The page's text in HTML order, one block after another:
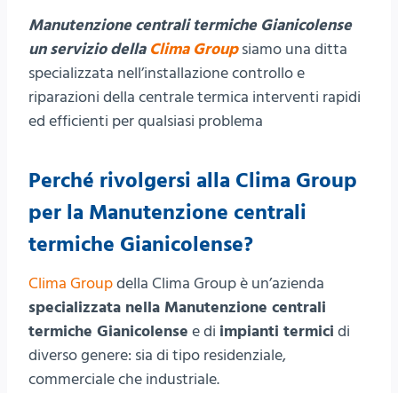
Manutenzione centrali termiche Gianicolense
un servizio della Clima Groupsiamo una ditta
specializzata nell’installazione controllo e
riparazioni della centrale termica interventi rapidi
ed efficienti per qualsiasi problema
Perché rivolgersi alla Clima Group
per la Manutenzione centrali
termiche Gianicolense?
Clima Groupdella Clima Group è un’azienda
specializzata nella Manutenzione centrali
termiche Gianicolense e di impianti termici di
diverso genere: sia di tipo residenziale,
commerciale che industriale.